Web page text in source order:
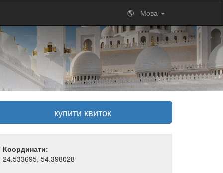
🌎 Мова
купити квиток
Координати:
24.533695, 54.398028